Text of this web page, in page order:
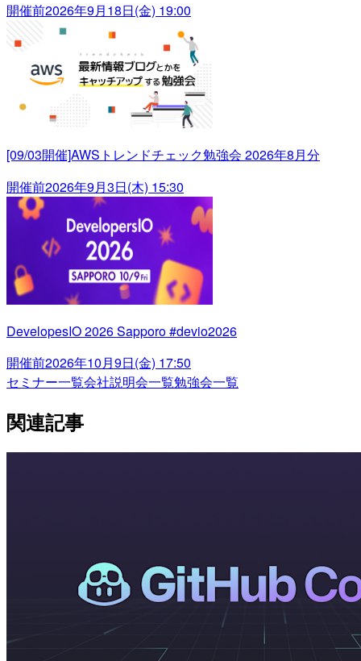
開催前2026年9月18日(金) 19:00
[09/03開催]AWSトレンドチェック勉強会 2026年8月分
開催前2026年9月3日(木) 15:30
DevelopesIO 2026 Sapporo #devio2026
開催前2026年10月9日(金) 17:50
セミナー一覧会社説明会一覧勉強会一覧
関連記事